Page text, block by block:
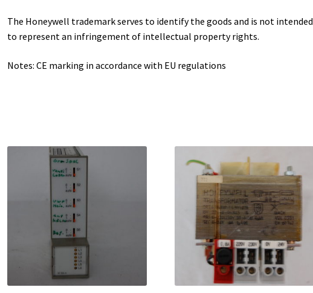
The Honeywell trademark serves to identify the goods and is not intended
to represent an infringement of intellectual property rights.
Notes: CE marking in accordance with EU regulations